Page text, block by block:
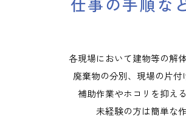
各現場において建物等の解
廃棄物の分別、現場の片付
補助作業やホコリを抑え
未経験の方は簡単な